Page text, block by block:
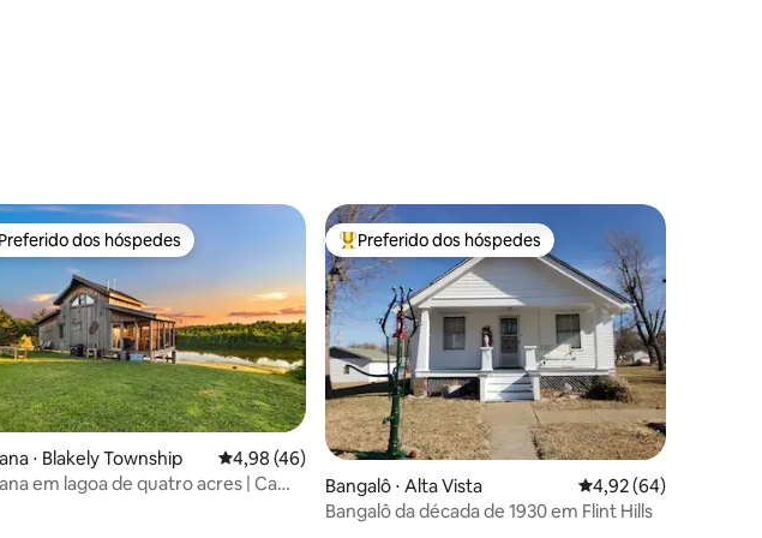
média de 5, 18 avaliações
média de 5, 64 avaliações
os melhores preferidos dos hóspedes
Preferido dos hóspedes
⋅ Blakely Township 4,98 de uma avaliação média de 5, 46 avaliações
4,98 (46)
em lagoa de quatro acres | Cama
Entre os melhores preferidos dos hóspedes
Preferido dos hóspedes
Bangalô ⋅ Alta Vista 4,92 de uma
4,92 (64)
Bangalô da década de 1930 em Flint Hills